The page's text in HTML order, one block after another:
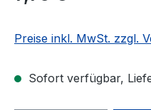
Preise inkl. MwSt. zzgl.
Sofort verfügbar,